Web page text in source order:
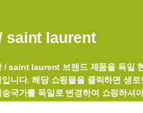
saint laurent
/ saint laurent 브랜드 제품을 독일
니다. 해당 쇼핑몰을 클릭하면 생
국가를 독일로 변경하여 쇼핑하셔